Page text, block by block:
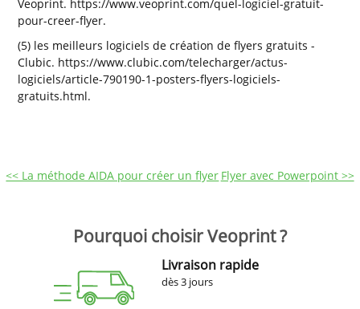
Veoprint. https://www.veoprint.com/quel-logiciel-gratuit-
pour-creer-flyer.
(5) les meilleurs logiciels de création de flyers gratuits -
Clubic. https://www.clubic.com/telecharger/actus-
logiciels/article-790190-1-posters-flyers-logiciels-
gratuits.html.
<< La méthode AIDA pour créer un flyer Flyer avec Powerpoint >>
Pourquoi choisir Veoprint ?
Livraison rapide
dès 3 jours